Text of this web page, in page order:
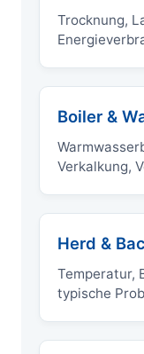
Trocknung,
Boiler &
Verkalkung,
Herd &
Temperatur,
typische